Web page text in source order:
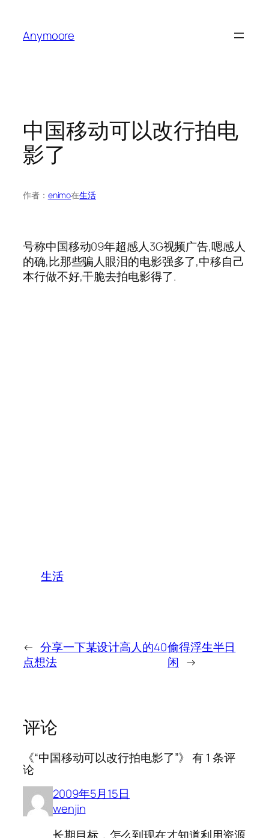
Anymoore
中国移动可以改行拍电
影了
作者： enimo在生活
号称中国移动09年超感人3G视频广告,嗯感人
的确,比那些骗人眼泪的电影强多了,中移自己
本行做不好,干脆去拍电影得了.
生活
← 分享一下某设计高人的40
点想法
偷得浮生半日
闲 →
评论
《“中国移动可以改行拍电影了”》 有 1 条评
论
2009年5月15日
wenjin
长期目标，怎么到现在才知道利用资源